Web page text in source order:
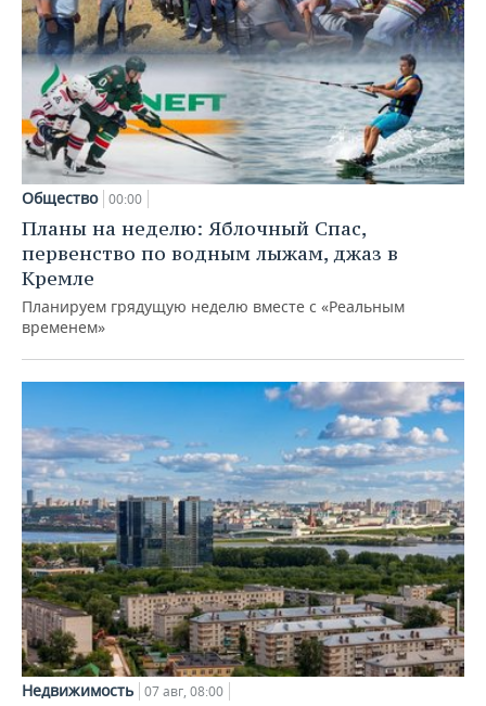
Общество 00:00
Планы на неделю: Яблочный Спас,
первенство по водным лыжам, джаз в
Кремле
Планируем грядущую неделю вместе с «Реальным
временем»
Недвижимость 07 авг, 08:00